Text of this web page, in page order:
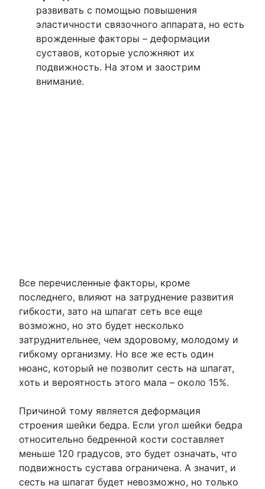
развивать с помощью повышения
эластичности связочного аппарата, но есть
врожденные факторы – деформации
суставов, которые усложняют их
подвижность. На этом и заострим
внимание.
Все перечисленные факторы, кроме
последнего, влияют на затруднение развития
гибкости, зато на шпагат сеть все еще
возможно, но это будет несколько
затруднительнее, чем здоровому, молодому и
гибкому организму. Но все же есть один
нюанс, который не позволит сесть на шпагат,
хоть и вероятность этого мала – около 15%.
Причиной тому является деформация
строения шейки бедра. Если угол шейки бедра
относительно бедренной кости составляет
меньше 120 градусов, это будет означать, что
подвижность сустава ограничена. А значит, и
сесть на шпагат будет невозможно, но только